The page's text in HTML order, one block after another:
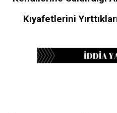
Kıyafetlerini